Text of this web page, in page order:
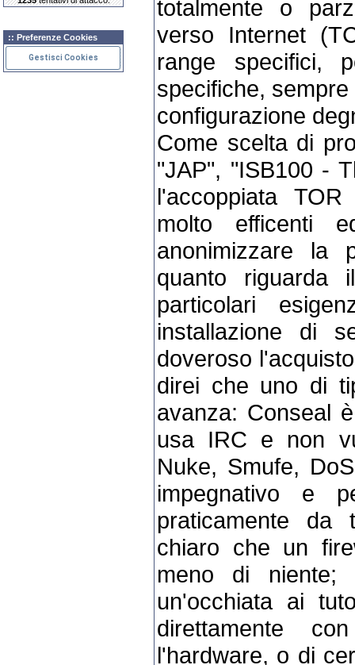
:: Preferenze Cookies
Gestisci Cookies
totalmente o
verso Internet
range specifici,
specifiche,
configurazione
Come scelta di
"JAP", "ISB100 -
l'accoppiata
molto efficenti
anonimizzare la
quanto riguarda
particolari
installazione di
doveroso
direi che uno di
avanza: Conseal
usa IRC e non
Nuke, Smufe,
impegnativo e
praticamente da
chiaro che un
meno di niente;
un'occhiata ai
direttamente
l'hardware, o di